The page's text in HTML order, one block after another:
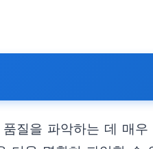
질을 파악하는 데 매